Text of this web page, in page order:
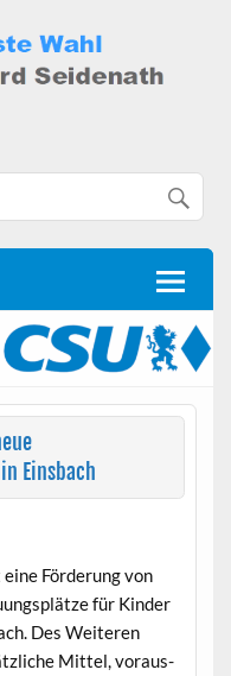
Einsbach
Förderung von
für Kinder
Des Weit­eren
Mit­tel, voraus­